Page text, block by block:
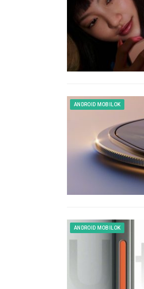
ANDROID MOBILOK
ANDROID MOBILOK